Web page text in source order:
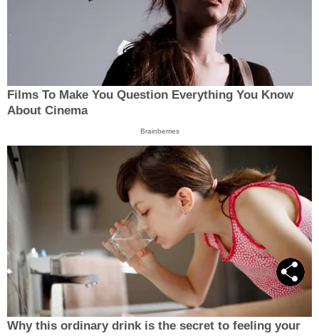
Films To Make You Question Everything You Know
About Cinema
Brainberries
Why this ordinary drink is the secret to feeling your